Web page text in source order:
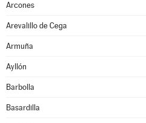
Arcones
Arevalillo de Cega
Armuña
Ayllón
Barbolla
Basardilla